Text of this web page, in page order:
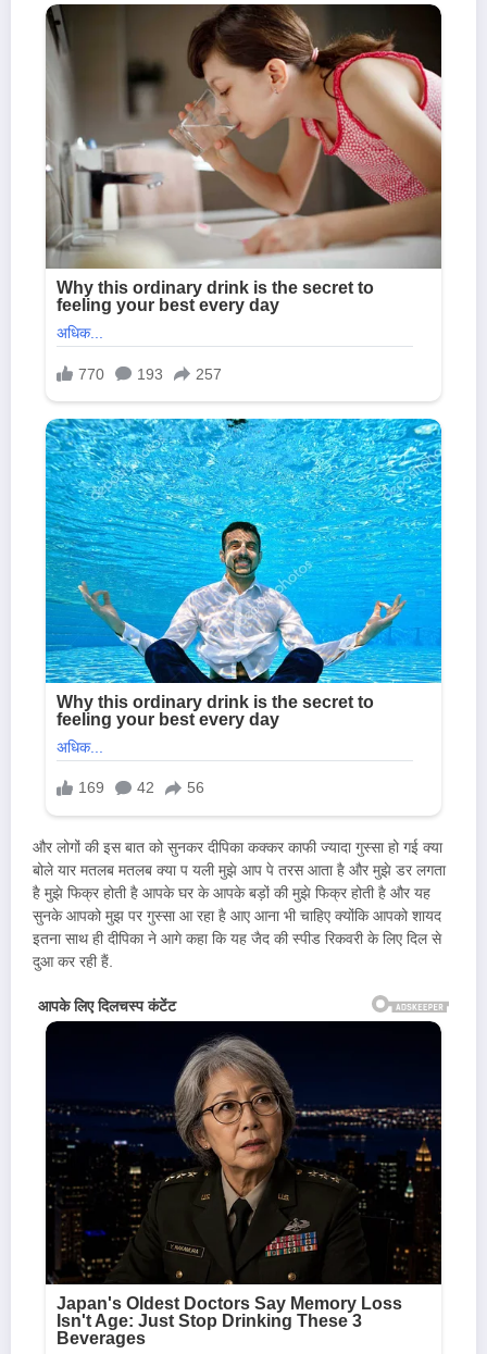
और लोगों की इस बात को सुनकर दीपिका कक्कर काफी ज्यादा गुस्सा हो गई क्या
बोले यार मतलब मतलब क्या प यली मुझे आप पे तरस आता है और मुझे डर लगता
है मुझे फिक्र होती है आपके घर के आपके बड़ों की मुझे फिक्र होती है और यह
सुनके आपको मुझ पर गुस्सा आ रहा है आए आना भी चाहिए क्योंकि आपको शायद
इतना साथ ही दीपिका ने आगे कहा कि यह जैद की स्पीड रिकवरी के लिए दिल से
दुआ कर रही हैं.